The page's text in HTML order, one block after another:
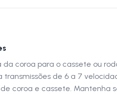
coroa para o cassete ou
de 6 a 7
coroa e cassete. Mantenha